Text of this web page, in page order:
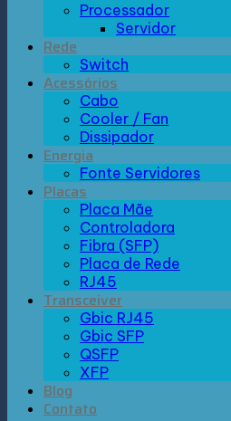
Processador
Servidor
Rede
Switch
Acessórios
Cabo
Cooler / Fan
Dissipador
Energia
Fonte Servidores
Placas
Placa Mãe
Controladora
Fibra (SFP)
Placa de Rede
RJ45
Transceiver
Gbic RJ45
Gbic SFP
QSFP
XFP
Blog
Contato